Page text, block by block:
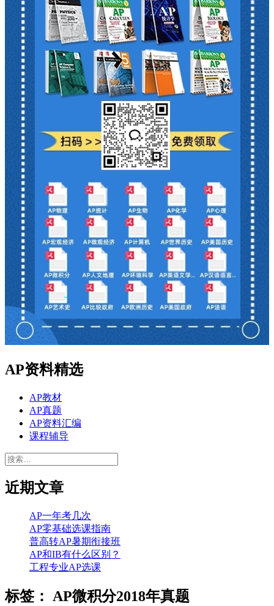
AP资料精选
AP教材
AP真题
AP资料汇编
课程辅导
搜
近期文章
AP一年考几次
AP零基础选课指南
普高转AP暑期衔接班
AP和IB有什么区别？
工程专业AP选课
标签： AP微积分2018年真题